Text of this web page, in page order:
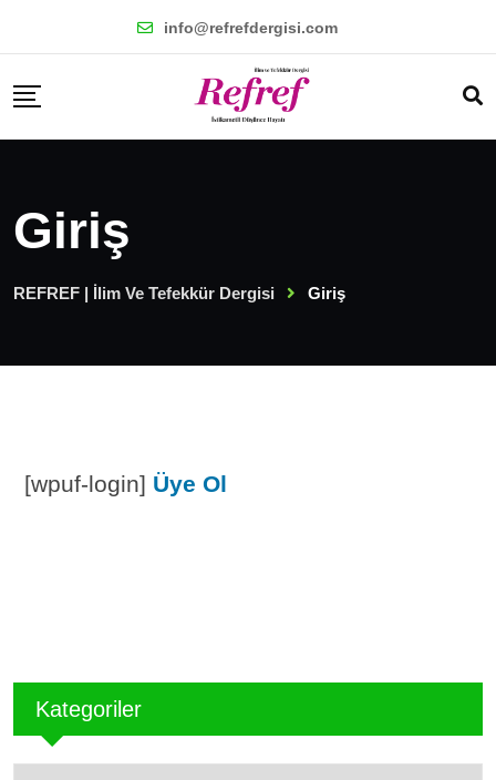
info@refrefdergisi.com
Giriş
REFREF | İlim Ve Tefekkür Dergisi Giriş
Kategoriler
[wpuf-login] Üye Ol